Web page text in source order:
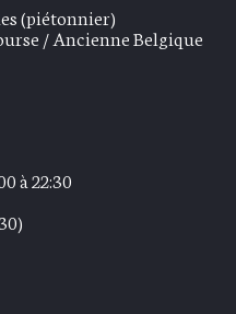
(piétonnier)
/ Ancienne Belgique
à 22:30